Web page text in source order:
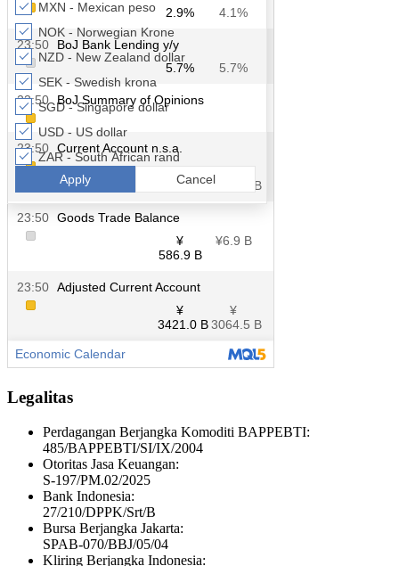
Legalitas
Perdagangan Berjangka Komoditi BAPPEBTI:
485/BAPPEBTI/SI/IX/2004
Otoritas Jasa Keuangan:
S-197/PM.02/2025
Bank Indonesia:
27/210/DPPK/Srt/B
Bursa Berjangka Jakarta:
SPAB-070/BBJ/05/04
Kliring Berjangka Indonesia: